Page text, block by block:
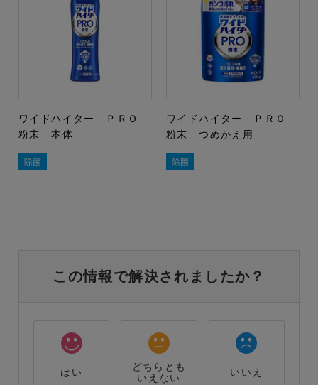
ワイドハイター ＰＲＯ
粉末 本体
除菌
ワイドハイター ＰＲＯ
粉末 つめかえ用
除菌
この情報で解決されましたか？
はい
どちらとも
いえない
いいえ